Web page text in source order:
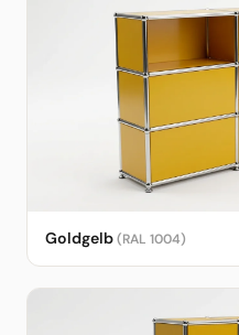
USM Haller Sideboard in
– fotorealistische KI-Vorschau
Goldgelb(RAL 1004)